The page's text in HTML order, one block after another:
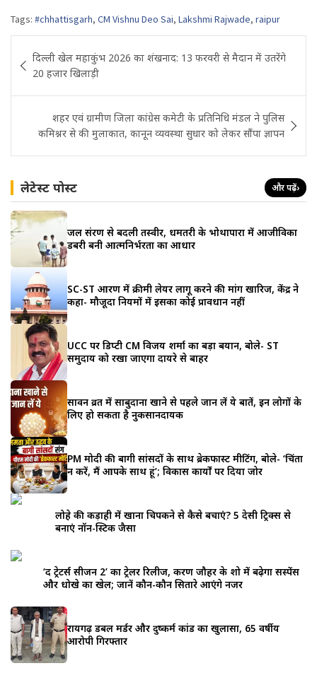
Tags: #chhattisgarh, CM Vishnu Deo Sai, Lakshmi Rajwade, raipur
navigation
दिल्ली खेल महाकुंभ 2026 का शंखनाद: 13 फरवरी से मैदान में उतरेंगे
20 हजार खिलाड़ी
शहर एवं ग्रामीण जिला कांग्रेस कमेटी के प्रतिनिधि मंडल ने पुलिस
कमिश्नर से की मुलाकात, कानून व्यवस्था सुधार को लेकर सौंपा ज्ञापन
लेटेस्ट पोस्ट और पढ़ें›
जल संरक्षण से बदली तस्वीर, धमतरी के भोथापारा में आजीविका
डबरी बनी आत्मनिर्भरता का आधार
SC-ST आरक्षण में क्रीमी लेयर लागू करने की मांग खारिज, केंद्र ने
कहा- मौजूदा नियमों में इसका कोई प्रावधान नहीं
UCC पर डिप्टी CM विजय शर्मा का बड़ा बयान, बोले- ST
समुदाय को रखा जाएगा दायरे से बाहर
सावन व्रत में साबुदाना खाने से पहले जान लें ये बातें, इन लोगों के
लिए हो सकता है नुकसानदायक
PM मोदी की बागी सांसदों के साथ ब्रेकफास्ट मीटिंग, बोले- ‘चिंता
न करें, मैं आपके साथ हूं’; विकास कार्यों पर दिया जोर
लोहे की कड़ाही में खाना चिपकने से कैसे बचाएं? 5 देसी ट्रिक्स से
बनाएं नॉन-स्टिक जैसा
‘द ट्रेटर्स सीजन 2’ का ट्रेलर रिलीज, करण जौहर के शो में बढ़ेगा सस्पेंस
और धोखे का खेल; जानें कौन-कौन सितारे आएंगे नजर
रायगढ़ डबल मर्डर और दुष्कर्म कांड का खुलासा, 65 वर्षीय
आरोपी गिरफ्तार